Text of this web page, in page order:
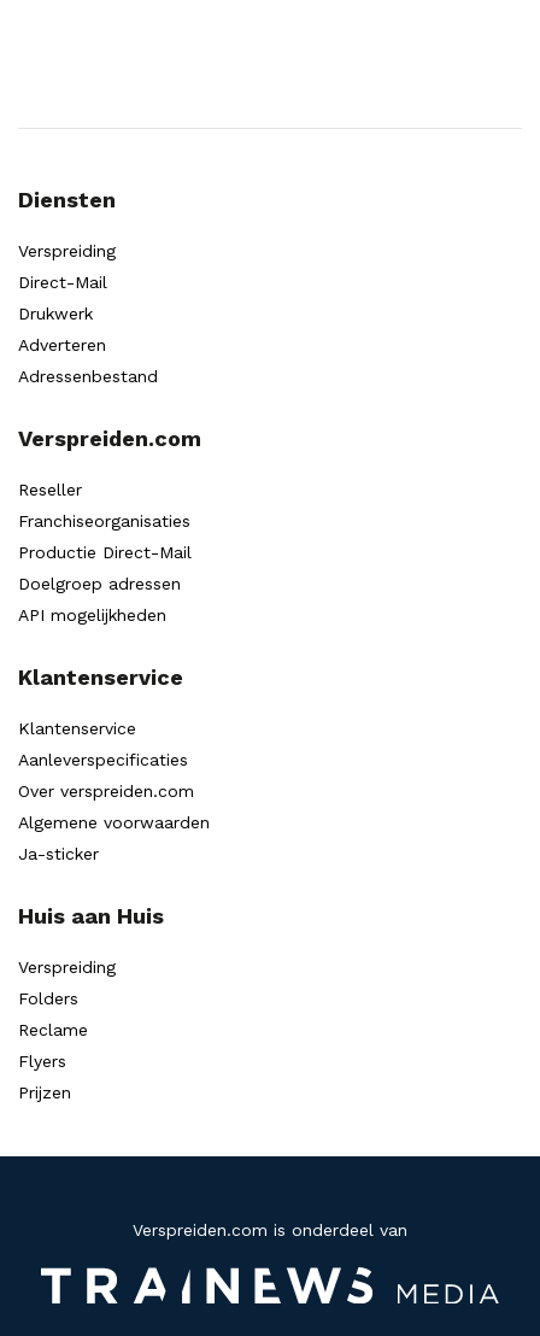
Diensten
Verspreiding
Direct-Mail
Drukwerk
Adverteren
Adressenbestand
Verspreiden.com
Reseller
Franchiseorganisaties
Productie Direct-Mail
Doelgroep adressen
API mogelijkheden
Klantenservice
Klantenservice
Aanleverspecificaties
Over verspreiden.com
Algemene voorwaarden
Ja-sticker
Huis aan Huis
Verspreiding
Folders
Reclame
Flyers
Prijzen
Verspreiden.com is onderdeel van